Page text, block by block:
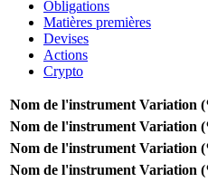
Obligations
Matières premières
Devises
Actions
Crypto
Nom de l'instrument Variation
Nom de l'instrument Variation
Nom de l'instrument Variation
Nom de l'instrument Variation